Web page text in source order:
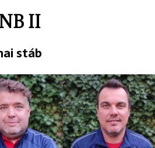
II
stáb